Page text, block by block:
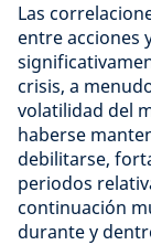
Las
entre acciones
crisis, a
volatilidad del
haberse
debilitarse,
periodos
continuación
durante y